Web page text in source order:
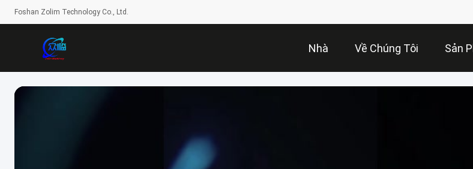
Foshan Zolim Technology Co., Ltd.
Nhà Về Chúng Tôi Sản